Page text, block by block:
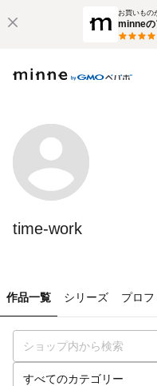
お買いもの
minneの
time-work
作品一覧 シリーズ プロ